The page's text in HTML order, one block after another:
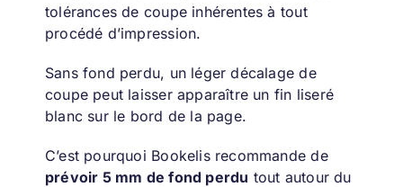
tolérances de coupe inhérentes à tout
procédé d’impression.
Sans fond perdu, un léger décalage de
coupe peut laisser apparaître un fin liseré
blanc sur le bord de la page.
C’est pourquoi Bookelis recommande de
prévoir 5 mm de fond perdu tout autour du